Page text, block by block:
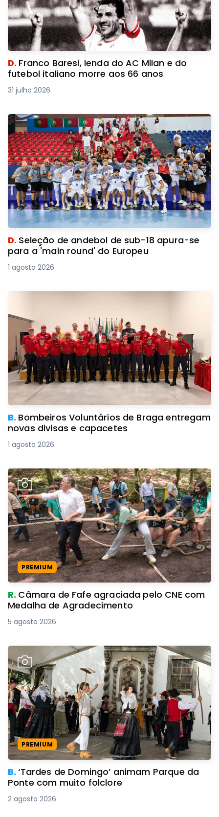
D. Franco Baresi, lenda do AC Milan e do
futebol italiano morre aos 66 anos
31 julho 2026
D. Seleção de andebol de sub-18 apura-se
para a 'main round' do Europeu
1 agosto 2026
B. Bombeiros Voluntários de Braga entregam
novas divisas e capacetes
1 agosto 2026
PREMIUM
R. Câmara de Fafe agraciada pelo CNE com
Medalha de Agradecimento
5 agosto 2026
PREMIUM
B.‘Tardes de Domingo’ animam Parque da
Ponte com muito folclore
2 agosto 2026